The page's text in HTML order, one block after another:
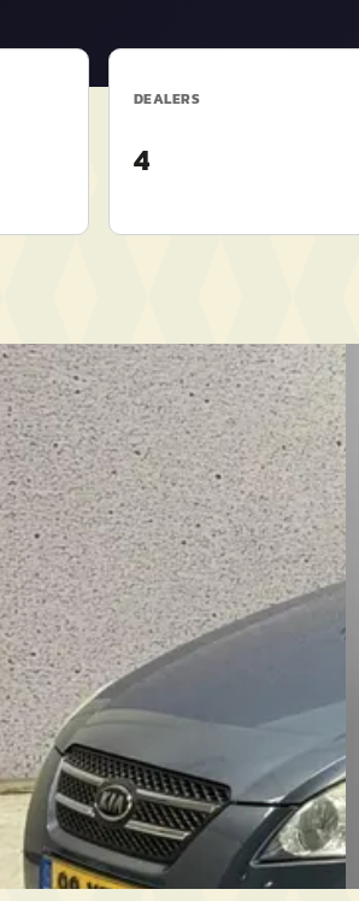
DEALERS
4
·2007
Wagon 1.6 X-tra
314.149 km · Benzine ·
Center Veldhoven· Veldhoven
)
aanbieding →